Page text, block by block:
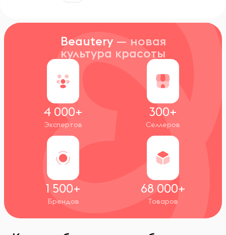
Beautery — новая
культура красоты
4 000+
Экспертов
300+
Селлеров
1 500+
Брендов
68 000+
Товаров